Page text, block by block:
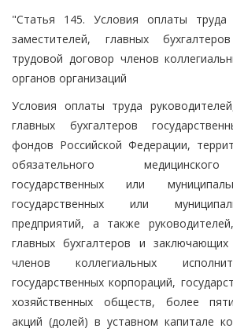
"Статья 145. Условия оплаты труда
заместителей, главных
трудовой договор членов
органов организаций
Условия оплаты труда
главных бухгалтеров
фондов Российской Федерации,
обязательного
государственных или
государственных или
предприятий, а также
главных бухгалтеров и
членов коллегиальных
государственных корпораций,
хозяйственных обществ, более
акций (долей) в уставном капитале